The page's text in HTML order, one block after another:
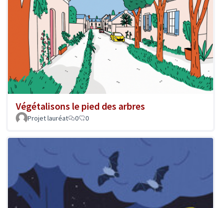
Végétalisons le pied des arbres
Projet lauréat 0 0